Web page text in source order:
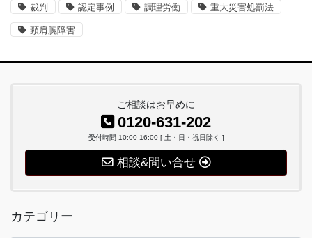
裁判 認定事例 調理労働 重大災害処罰法
頸肩腕障害
ご相談はお早めに
0120-631-202
受付時間 10:00-16:00 [ 土・日・祝日除く ]
相談&問い合せ
カテゴリー